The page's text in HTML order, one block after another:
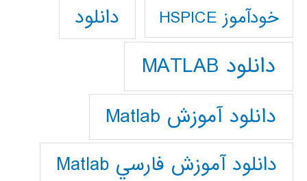
خودآموز HSPICE دانلود
دانلود MATLAB
دانلود آموزش Matlab
دانلود آموزش فارسي Matlab